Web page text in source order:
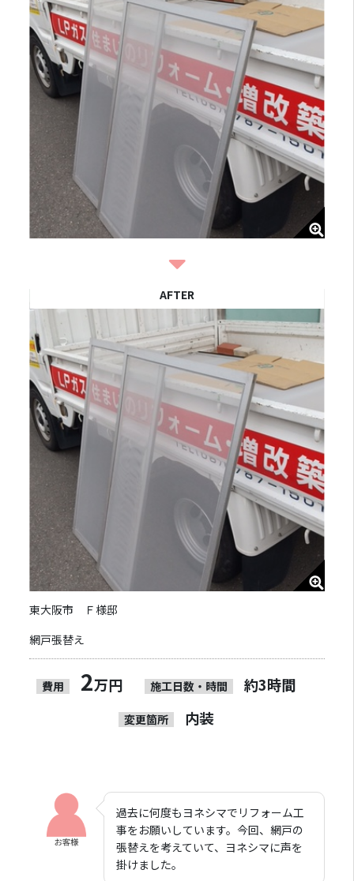
東大阪市 Ｆ様邸
網戸張替え
費用 2万円 施工日数・時間 約3時間
変更箇所 内装
過去に何度もヨネシマでリフォーム工
事をお願いしています。今回、網戸の
張替えを考えていて、ヨネシマに声を
掛けました。